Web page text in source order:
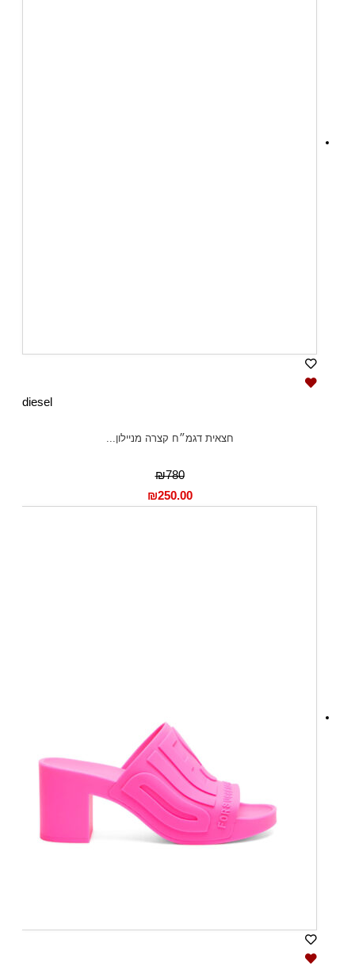
diesel
חצאית דגמ״ח קצרה מניילון...
₪780
₪250.00